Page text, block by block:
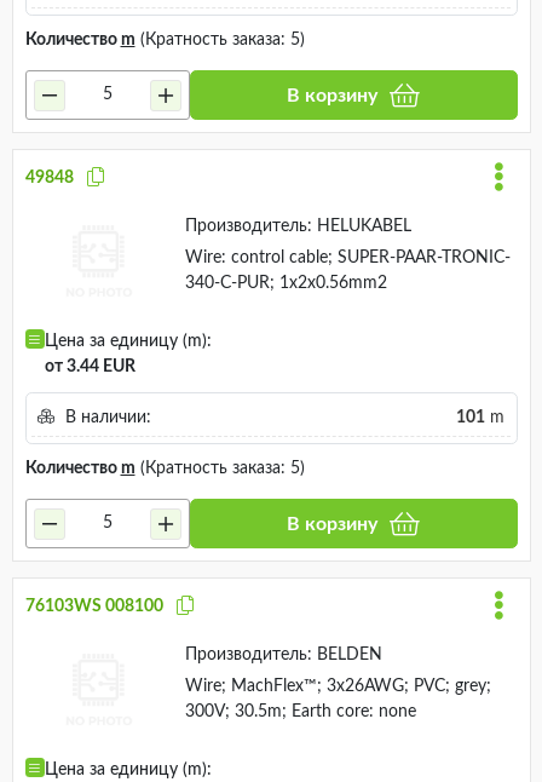
Количество m (Кратность заказа: 5)
В корзину
49848
Производитель: HELUKABEL
Wire: control cable; SUPER-PAAR-TRONIC-
340-C-PUR; 1x2x0.56mm2
Цена за единицу (m):
от 3.44 EUR
В наличии: 101 m
Количество m (Кратность заказа: 5)
В корзину
76103WS 008100
Производитель: BELDEN
Wire; MachFlex™; 3x26AWG; PVC; grey;
300V; 30.5m; Earth core: none
Цена за единицу (m):